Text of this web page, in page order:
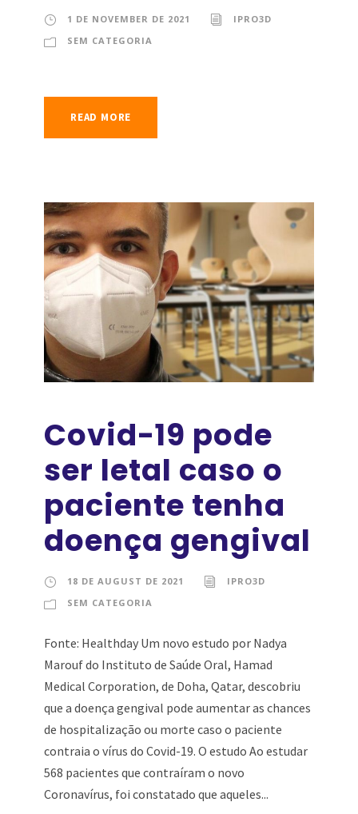
1 DE NOVEMBER DE 2021
IPRO3D
SEM CATEGORIA
READ MORE
Covid-19 pode
ser letal caso o
paciente tenha
doença gengival
18 DE AUGUST DE 2021
IPRO3D
SEM CATEGORIA
Fonte: Healthday Um novo estudo por Nadya
Marouf do Instituto de Saúde Oral, Hamad
Medical Corporation, de Doha, Qatar, descobriu
que a doença gengival pode aumentar as chances
de hospitalização ou morte caso o paciente
contraia o vírus do Covid-19. O estudo Ao estudar
568 pacientes que contraíram o novo
Coronavírus, foi constatado que aqueles...